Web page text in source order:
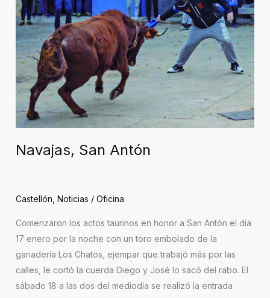
Navajas, San Antón
Castellón Noticias / Oficina
Comenzaron los actos taurinos en honor a San Antón el día
17 enero por la noche con un toro embolado de la
ganadería Los Chatos, ejempar que trabajó más por las
calles, le cortó la cuerda Diego y José lo sacó del rabo. El
sábado 18 a las dos del mediodía se realizó la entrada
Antón